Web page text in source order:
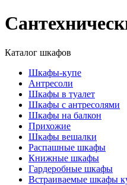
Каталог шкафов
Шкафы-купе
Антресоли
Шкафы в туалет
Шкафы с антресолями
Шкафы на балкон
Прихожие
Шкафы вешалки
Распашные шкафы
Книжные шкафы
Гардеробные шкафы
Встраиваемые шкафы